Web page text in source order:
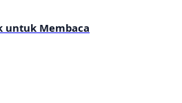
untuk Membaca